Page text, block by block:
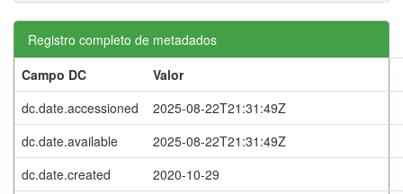
Registro completo de metadados
Campo DC
Valor
dc.date.accessioned
2025-08-22T21:31:49Z
dc.date.available
2025-08-22T21:31:49Z
dc.date.created
2020-10-29